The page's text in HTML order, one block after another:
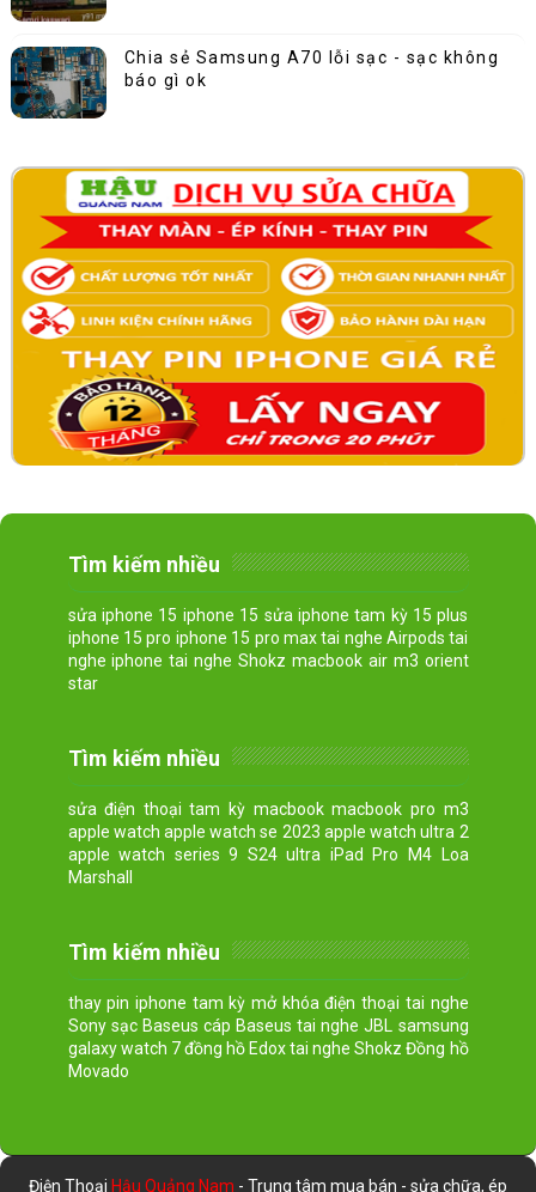
Chia sẻ Samsung A70 lỗi sạc - sạc không
báo gì ok
Tìm kiếm nhiều
sửa iphone 15 iphone 15 sửa iphone tam kỳ 15 plus
iphone 15 pro iphone 15 pro max tai nghe Airpods tai
nghe iphone tai nghe Shokz macbook air m3 orient
star
Tìm kiếm nhiều
sửa điện thoại tam kỳ macbook macbook pro m3
apple watch apple watch se 2023 apple watch ultra 2
apple watch series 9 S24 ultra iPad Pro M4 Loa
Marshall
Tìm kiếm nhiều
thay pin iphone tam kỳ mở khóa điện thoại tai nghe
Sony sạc Baseus cáp Baseus tai nghe JBL samsung
galaxy watch 7 đồng hồ Edox tai nghe Shokz Đồng hồ
Movado
Điện Thoại Hậu Quảng Nam - Trung tâm mua bán - sửa chữa, ép